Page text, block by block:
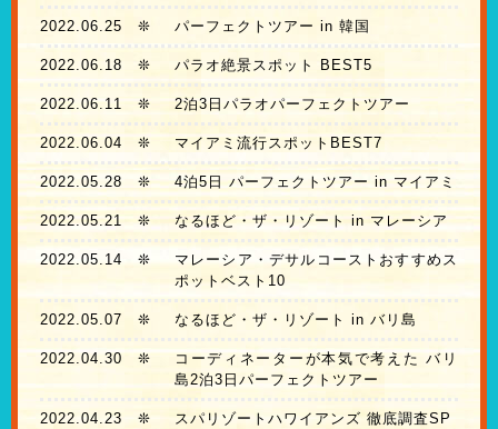
2022.06.25 ❊ パーフェクトツアー in 韓国
2022.06.18 ❊ パラオ絶景スポット BEST5
2022.06.11 ❊ 2泊3日パラオパーフェクトツアー
2022.06.04 ❊ マイアミ流行スポットBEST7
2022.05.28 ❊ 4泊5日 パーフェクトツアー in マイアミ
2022.05.21 ❊ なるほど・ザ・リゾート in マレーシア
2022.05.14 ❊
マレーシア・デサルコーストおすすめス
ポットベスト10
2022.05.07 ❊ なるほど・ザ・リゾート in バリ島
2022.04.30 ❊
コーディネーターが本気で考えた バリ
島2泊3日パーフェクトツアー
2022.04.23 ❊ スパリゾートハワイアンズ 徹底調査SP